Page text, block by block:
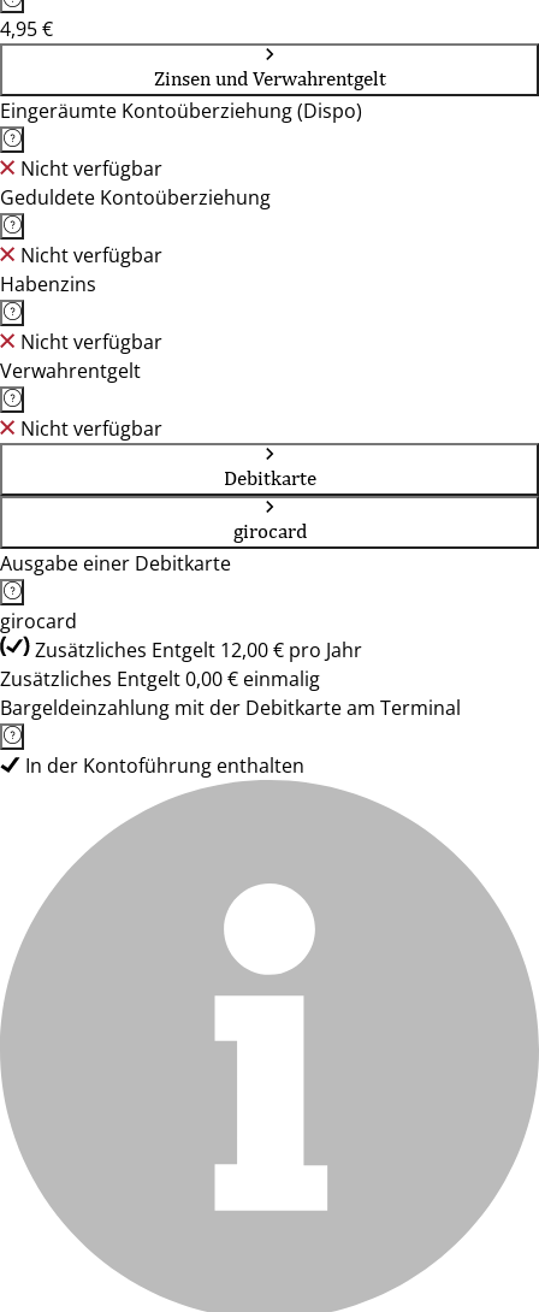
4,95 €
Zinsen und Verwahrentgelt
Eingeräumte Kontoüberziehung (Dispo)
Nicht verfügbar
Geduldete Kontoüberziehung
Nicht verfügbar
Habenzins
Nicht verfügbar
Verwahrentgelt
Nicht verfügbar
Debitkarte
girocard
Ausgabe einer Debitkarte
girocard
Zusätzliches Entgelt 12,00 € pro Jahr
Zusätzliches Entgelt 0,00 € einmalig
Bargeldeinzahlung mit der Debitkarte am Terminal
In der Kontoführung enthalten